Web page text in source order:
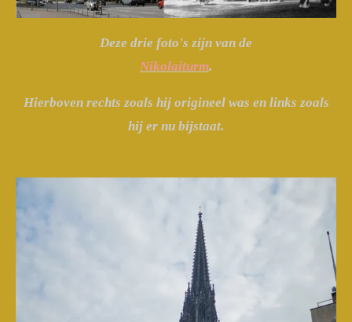
Deze drie foto's zijn van de
Nikolaiturm.
Hierboven rechts zoals hij origineel was en links zoals
hij er nu bijstaat.